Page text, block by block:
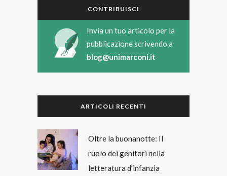
CONTRIBUISCI
Invia un tuo articolo per la
pubblicazione scrivendo a
blog@unimarconi.it
ARTICOLI RECENTI
Oltre la buonanotte: Il
ruolo dei genitori nella
letteratura d’infanzia